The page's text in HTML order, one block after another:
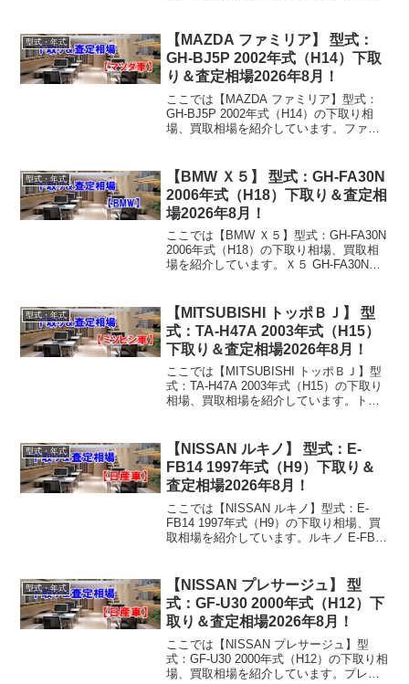
円～61万円買取り相場...
型式・年式
【MAZDA ファミリア】 型式：
GH-BJ5P 2002年式（H14）下取
り＆査定相場2026年8月！
ここでは【MAZDA ファミリア】型式：
GH-BJ5P 2002年式（H14）の下取り相
場、買取相場を紹介しています。ファミ
円～2万円買取り相場：マイナ...
型式・年式
【BMW Ｘ５】 型式：GH-FA30N
2006年式（H18）下取り＆査定相
場2026年8月！
ここでは【BMW Ｘ５】型式：GH-FA30N
2006年式（H18）の下取り相場、買取相
場を紹介しています。Ｘ５ GH-FA30N
取り相場：マイナス1万円...
型式・年式
【MITSUBISHI トッポＢＪ】 型
式：TA-H47A 2003年式（H15）
下取り＆査定相場2026年8月！
ここでは【MITSUBISHI トッポＢＪ】型
式：TA-H47A 2003年式（H15）の下取り
相場、買取相場を紹介しています。トッ
円～7万円買取り相...
型式・年式
【NISSAN ルキノ】 型式：E-
FB14 1997年式（H9）下取り＆
査定相場2026年8月！
ここでは【NISSAN ルキノ】型式：E-
FB14 1997年式（H9）の下取り相場、買
取相場を紹介しています。ルキノ E-FB14
相場：マイナス1万円～11...
型式・年式
【NISSAN プレサージュ】 型
式：GF-U30 2000年式（H12）下
取り＆査定相場2026年8月！
ここでは【NISSAN プレサージュ】型
式：GF-U30 2000年式（H12）の下取り相
場、買取相場を紹介しています。プレサ